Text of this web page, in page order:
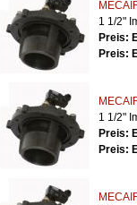
1 1/2"
Preis:
Preis:
1 1/2"
Preis:
Preis: